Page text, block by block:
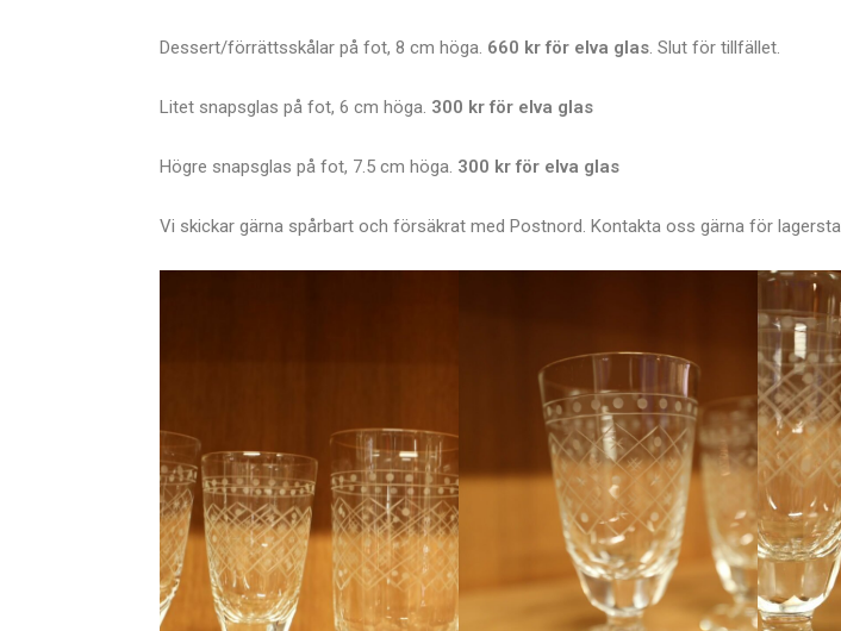
Dessert/förrättsskålar på fot, 8 cm höga. 660 kr för elva glas. Slut för tillfället.
Litet snapsglas på fot, 6 cm höga. 300 kr för elva glas
Högre snapsglas på fot, 7.5 cm höga. 300 kr för elva glas
Vi skickar gärna spårbart och försäkrat med Postnord. Kontakta oss gärna för